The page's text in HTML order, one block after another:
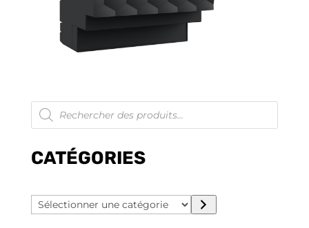
Recherche
de
produits
CATÉGORIES
Sélectionner
une